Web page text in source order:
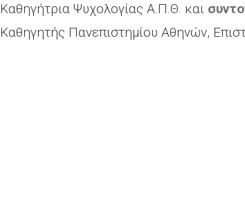
Καθηγήτρια Ψυχολογίας Α.Π.Θ. και
Καθηγητής Πανεπιστημίου Αθηνών,